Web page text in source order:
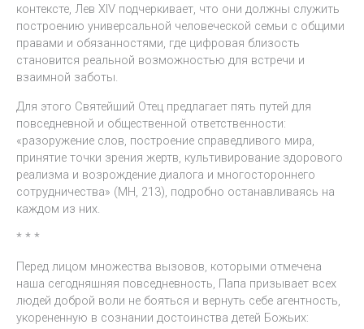
контексте, Лев XIV подчеркивает, что они должны служить
построению универсальной человеческой семьи с общими
правами и обязанностями, где цифровая близость
становится реальной возможностью для встречи и
взаимной заботы.
Для этого Святейший Отец предлагает пять путей для
повседневной и общественной ответственности:
«разоружение слов, построение справедливого мира,
принятие точки зрения жертв, культивирование здорового
реализма и возрождение диалога и многостороннего
сотрудничества» (MH, 213), подробно останавливаясь на
каждом из них.
* * *
Перед лицом множества вызовов, которыми отмечена
наша сегодняшняя повседневность, Папа призывает всех
людей доброй воли не бояться и вернуть себе агентность,
укорененную в сознании достоинства детей Божьих: